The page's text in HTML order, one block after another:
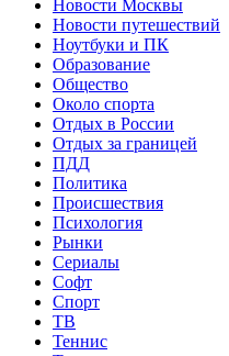
Новости Москвы
Новости путешествий
Ноутбуки и ПК
Образование
Общество
Около спорта
Отдых в России
Отдых за границей
ПДД
Политика
Происшествия
Психология
Рынки
Сериалы
Софт
Спорт
ТВ
Теннис